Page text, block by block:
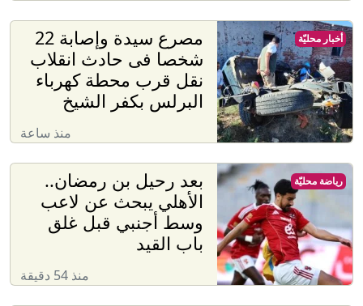
مصرع سيدة وإصابة 22
شخصا فى حادث انقلاب
نقل قرب محطة كهرباء
البرلس بكفر الشيخ
منذ ساعة
أخبار محليّة
بعد رحيل بن رمضان..
الأهلي يبحث عن لاعب
وسط أجنبي قبل غلق
باب القيد
منذ 54 دقيقة
رياضة محليّة